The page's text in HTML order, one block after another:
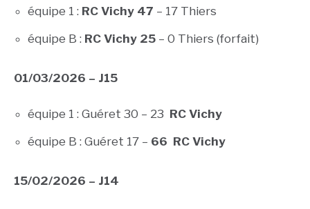
équipe 1 : RC Vichy 47 – 17 Thiers
équipe B : RC Vichy 25 – 0 Thiers (forfait)
01/03/2026 – J15
équipe 1 : Guéret 30 – 23 RC Vichy
équipe B : Guéret 17 – 66 RC Vichy
15/02/2026 – J14